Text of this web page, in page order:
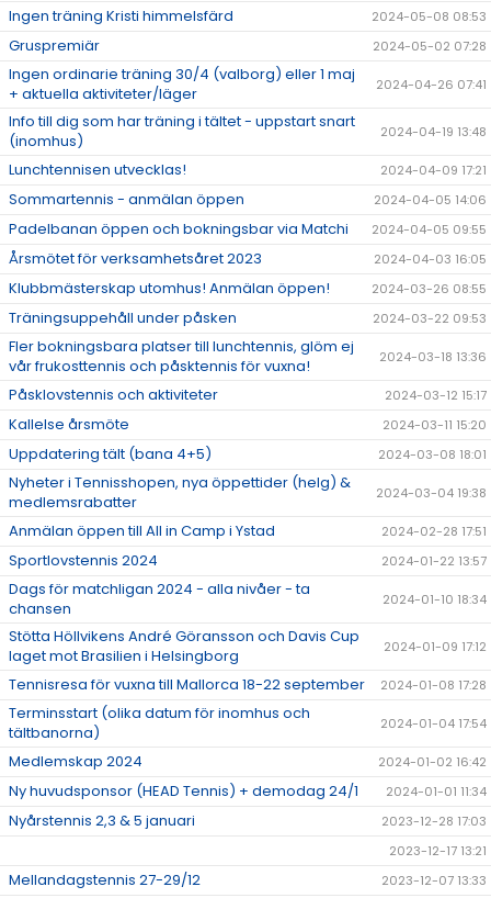
Ingen träning Kristi himmelsfärd 2024-05-08 08:53
Gruspremiär 2024-05-02 07:28
Ingen ordinarie träning 30/4 (valborg) eller 1 maj
+ aktuella aktiviteter/läger
2024-04-26 07:41
Info till dig som har träning i tältet - uppstart snart
(inomhus)
2024-04-19 13:48
Lunchtennisen utvecklas! 2024-04-09 17:21
Sommartennis - anmälan öppen 2024-04-05 14:06
Padelbanan öppen och bokningsbar via Matchi 2024-04-05 09:55
Årsmötet för verksamhetsåret 2023 2024-04-03 16:05
Klubbmästerskap utomhus! Anmälan öppen! 2024-03-26 08:55
Träningsuppehåll under påsken 2024-03-22 09:53
Fler bokningsbara platser till lunchtennis, glöm ej
vår frukosttennis och påsktennis för vuxna!
2024-03-18 13:36
Påsklovstennis och aktiviteter 2024-03-12 15:17
Kallelse årsmöte 2024-03-11 15:20
Uppdatering tält (bana 4+5) 2024-03-08 18:01
Nyheter i Tennisshopen, nya öppettider (helg) &
medlemsrabatter
2024-03-04 19:38
Anmälan öppen till All in Camp i Ystad 2024-02-28 17:51
Sportlovstennis 2024 2024-01-22 13:57
Dags för matchligan 2024 - alla nivåer - ta
chansen
2024-01-10 18:34
Stötta Höllvikens André Göransson och Davis Cup
laget mot Brasilien i Helsingborg
2024-01-09 17:12
Tennisresa för vuxna till Mallorca 18-22 september 2024-01-08 17:28
Terminsstart (olika datum för inomhus och
tältbanorna)
2024-01-04 17:54
Medlemskap 2024 2024-01-02 16:42
Ny huvudsponsor (HEAD Tennis) + demodag 24/1 2024-01-01 11:34
Nyårstennis 2,3 & 5 januari
2023-12-28 17:03
2023-12-17 13:21
Mellandagstennis 27-29/12 2023-12-07 13:33